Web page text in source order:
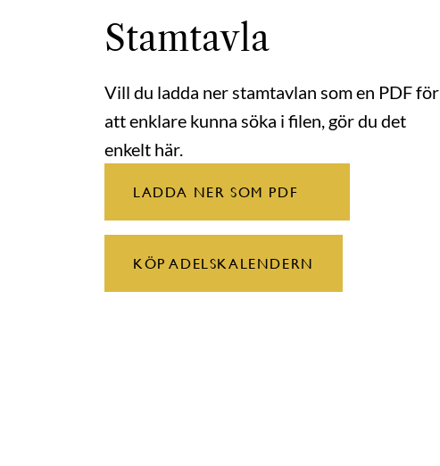
Stamtavla
Vill du ladda ner stamtavlan som en PDF för
att enklare kunna söka i filen, gör du det
enkelt här.
LADDA NER SOM PDF
KÖP ADELSKALENDERN